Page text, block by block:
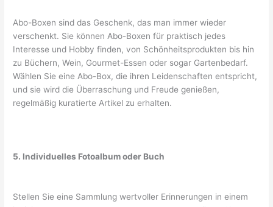
Abo-Boxen sind das Geschenk, das man immer wieder
verschenkt. Sie können Abo-Boxen für praktisch jedes
Interesse und Hobby finden, von Schönheitsprodukten bis hin
zu Büchern, Wein, Gourmet-Essen oder sogar Gartenbedarf.
Wählen Sie eine Abo-Box, die ihren Leidenschaften entspricht,
und sie wird die Überraschung und Freude genießen,
regelmäßig kuratierte Artikel zu erhalten.
5. Individuelles Fotoalbum oder Buch
Stellen Sie eine Sammlung wertvoller Erinnerungen in einem